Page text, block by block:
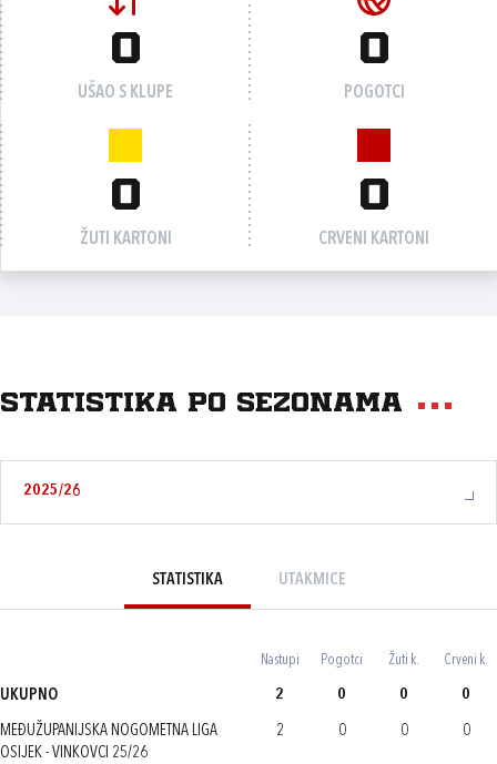
0
UŠAO S KLUPE
0
POGOTCI
0
ŽUTI KARTONI
0
CRVENI KARTONI
Statistika po sezonama
2025/26
STATISTIKA UTAKMICE
Nastupi Pogotci Žuti k. Crveni k.
UKUPNO 2 0 0 0
MEĐUŽUPANIJSKA NOGOMETNA LIGA
OSIJEK - VINKOVCI 25/26
2 0 0 0